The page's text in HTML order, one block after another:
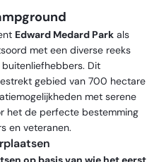
Edward Medard Park als
met een diverse reeks
Dit
gebied van 700 hectare
met serene
het de perfecte bestemming
en veteranen.